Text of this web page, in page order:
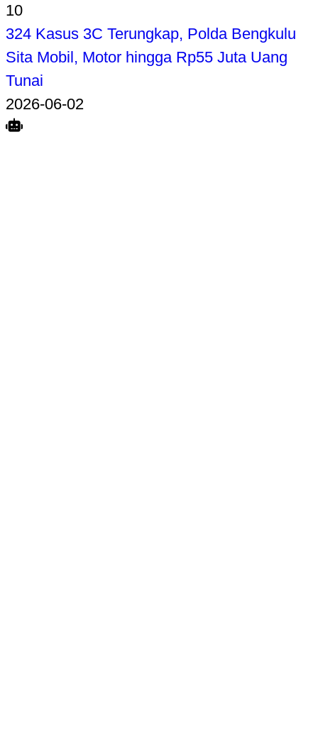
10
324 Kasus 3C Terungkap, Polda Bengkulu
Sita Mobil, Motor hingga Rp55 Juta Uang
Tunai
2026-06-02